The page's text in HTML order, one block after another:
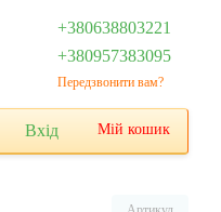
+380638803221
+380957383095
Передзвонити вам?
Вхід Мій кошик